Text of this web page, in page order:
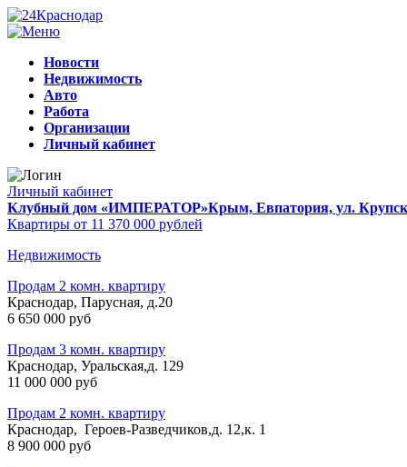
Новости
Недвижимость
Авто
Работа
Организации
Личный кабинет
Личный кабинет
Клубный дом «ИМПЕРАТОР»Крым, Евпатория, ул.
Квартиры от 11 370 000 рублей
Недвижимость
Продам 2 комн. квартиру
Краснодар, Парусная, д.20
6 650 000 руб
Продам 3 комн. квартиру
Краснодар, Уральская,д. 129
11 000 000 руб
Продам 2 комн. квартиру
Краснодар, Героев-Разведчиков,д. 12,к. 1
8 900 000 руб